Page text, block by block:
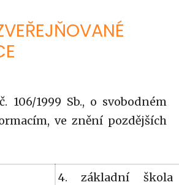
106/1999 Sb., o svobodném
ve znění pozdějších
4. základní škola